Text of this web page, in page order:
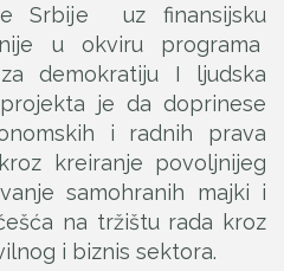
Srbije uz finansijsku
u okviru programa
demokratiju I ljudska
je da doprinese
i radnih prava
kreiranje povoljnijeg
samohranih majki i
na tržištu rada kroz
i biznis sektora.